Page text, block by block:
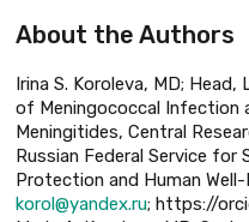
About the Authors
Irina S. Koroleva, MD;
of Meningococcal Infection
Meningitides, Central
Russian Federal Service for
Protection and Human
korol@yandex.ru; https://